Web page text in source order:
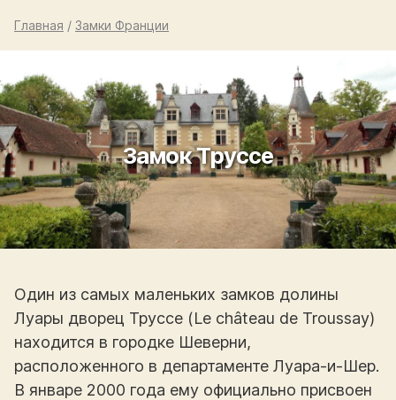
Главная / Замки Франции
Замок Труссе
Один из самых маленьких замков долины
Луары дворец Труссе (Le château de Troussay)
находится в городке Шеверни,
расположенного в департаменте Луара-и-Шер.
В январе 2000 года ему официально присвоен